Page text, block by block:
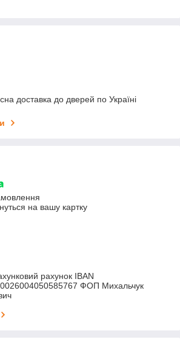
доставка до дверей по Україні
на вашу картку
рахунок IBAN
ФОП Михальчук